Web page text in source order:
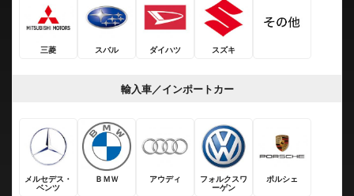
三菱 スバル ダイハツ スズキ
輸入車／インポートカー
メルセデス・
ベンツ
ＢＭＷ アウディ
フォルクスワ
ーゲン
ポルシェ